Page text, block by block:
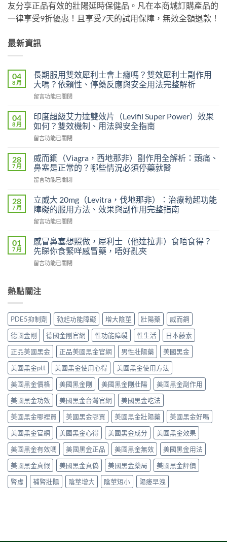
友分享正品有效的壯陽延時保健品。凡在本商城訂購產品的
一律享受9折優惠！且享受7天的試用保障，無效全額退款！
最新資訊
04
8 月
長期服用雙效犀利士會上癮嗎？雙效犀利士副作用
大嗎？依賴性、停藥反應與安全用法完整解析
在
期
服
用
雙
犀
利
士
會
癮
嗎？
效
利
士
副
大
嗎？
賴
性、
停
藥
反
應
與
安
全
用
法
完
整
解
析〉
中
留言功能已關閉
04
8 月
印度超級艾力達雙效片（Levifil Super Power）效果
如何？雙效機制、用法與安全指南
在
度
超
級
艾
達
雙
效
片
Super
Power）
果
雙
制、
用
法
與
安
全
指
南〉
中
留言功能已關閉
28
7 月
威而鋼（Viagra，西地那非）副作用全解析：頭痛、
鼻塞是正常的？哪些情況必須停藥就醫
在
而
鋼
（Viagra，
西
那
非）
副
作
解
痛、
鼻
塞
是
正
常
的？
哪
些
情
況
必
須
停
藥
就
醫〉
中
留言功能已關閉
28
7 月
立威大 20mg（Levitra，伐地那非）：治療勃起功能
障礙的服用方法、效果與副作用完整指南
在
威
大
20mg（Levitra，
伐
非）：
勃
起
功
能
障
礙
的
服
用
方
法、
效
果
與
副
作
用
完
整
指
南〉
留言功能已關閉
01
7 月
感冒鼻塞想照做，犀利士（他達拉非）食唔食得？
先睇你食緊咩感冒藥，唔好亂夾
在
鼻
塞
照
做，
犀
利
士
（他
達
拉
非）
食
唔
食
得？
先
睇
你
食
緊
咩
感
冒
留言功能已關閉
熱點關注
PDE5抑制劑 勃起功能障礙 增大陰莖 壯陽藥
威而鋼
德國金剛
德國金剛官網 性功能障礙 性生活
日本藤素
正品美國黑金
正品美國黑金官網 男性壯陽藥
美國黑金
美國黑金ptt
美國黑金使用心得
美國黑金使用方法
美國黑金價格
美國黑金剛 美國黑金剛壯陽
美國黑金副作用
美國黑金功效
美國黑金台灣官網
美國黑金吃法
美國黑金哪裡買
美國黑金哪買 美國黑金壯陽藥
美國黑金好嗎
美國黑金官網
美國黑金心得 美國黑金成分
美國黑金效果
美國黑金有效嗎
美國黑金正品 美國黑金無效
美國黑金用法
美國黑金真假
美國黑金真偽 美國黑金藥局
美國黑金評價
腎虛
補腎壯陽 陰莖增大 陰莖短小 陽痿早洩